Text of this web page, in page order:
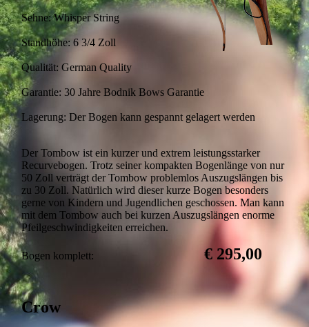
Sehne: Whisper String
Standhöhe: 6 3/4 Zoll
Qualität: German Quality
Garantie: 30 Jahre Bodnik Bows Garantie
Lagerung: Der Bogen kann gespannt gelagert werden
Der Tombow ist ein kurzer und extrem leistungsstarker
Recurvebogen. Trotz seiner kompakten Bogenlänge von nur
50 Zoll verträgt der Tombow problemlos Auszugslängen bis
zu 30 Zoll. Natürlich wird dieser kurze Bogen besonders
gerne von Kindern und Jugendlichen geschossen. Man kann
mit dem Tombow auch bei kurzen Auszugslängen enorme
Pfeilgeschwindigkeiten erreichen.
Bogen komplett:€ 295,00
Crow